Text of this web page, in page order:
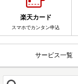
楽天カード
スマホでカンタン申込
サービス一覧